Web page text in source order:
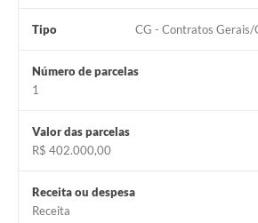
Tipo CG - Contratos Gerais/
Número de parcelas
1
Valor das parcelas
R$ 402.000,00
Receita ou despesa
Receita